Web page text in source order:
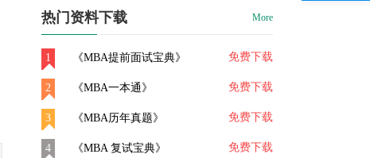
热门资料下载 More
1 《MBA提前面试宝典》 免费下载
2 《MBA一本通》 免费下载
3 《MBA历年真题》 免费下载
4 《MBA 复试宝典》 免费下载